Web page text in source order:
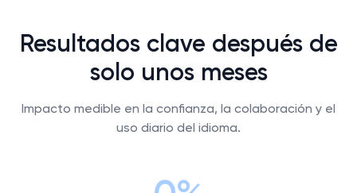
Resultados clave después de
solo unos meses
Impacto medible en la confianza, la colaboración y el
uso diario del idioma.